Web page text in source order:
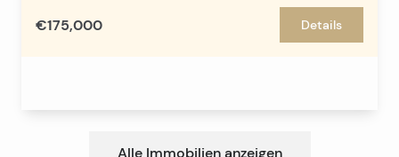
€175,000 Details
Alle Immobilien anzeigen